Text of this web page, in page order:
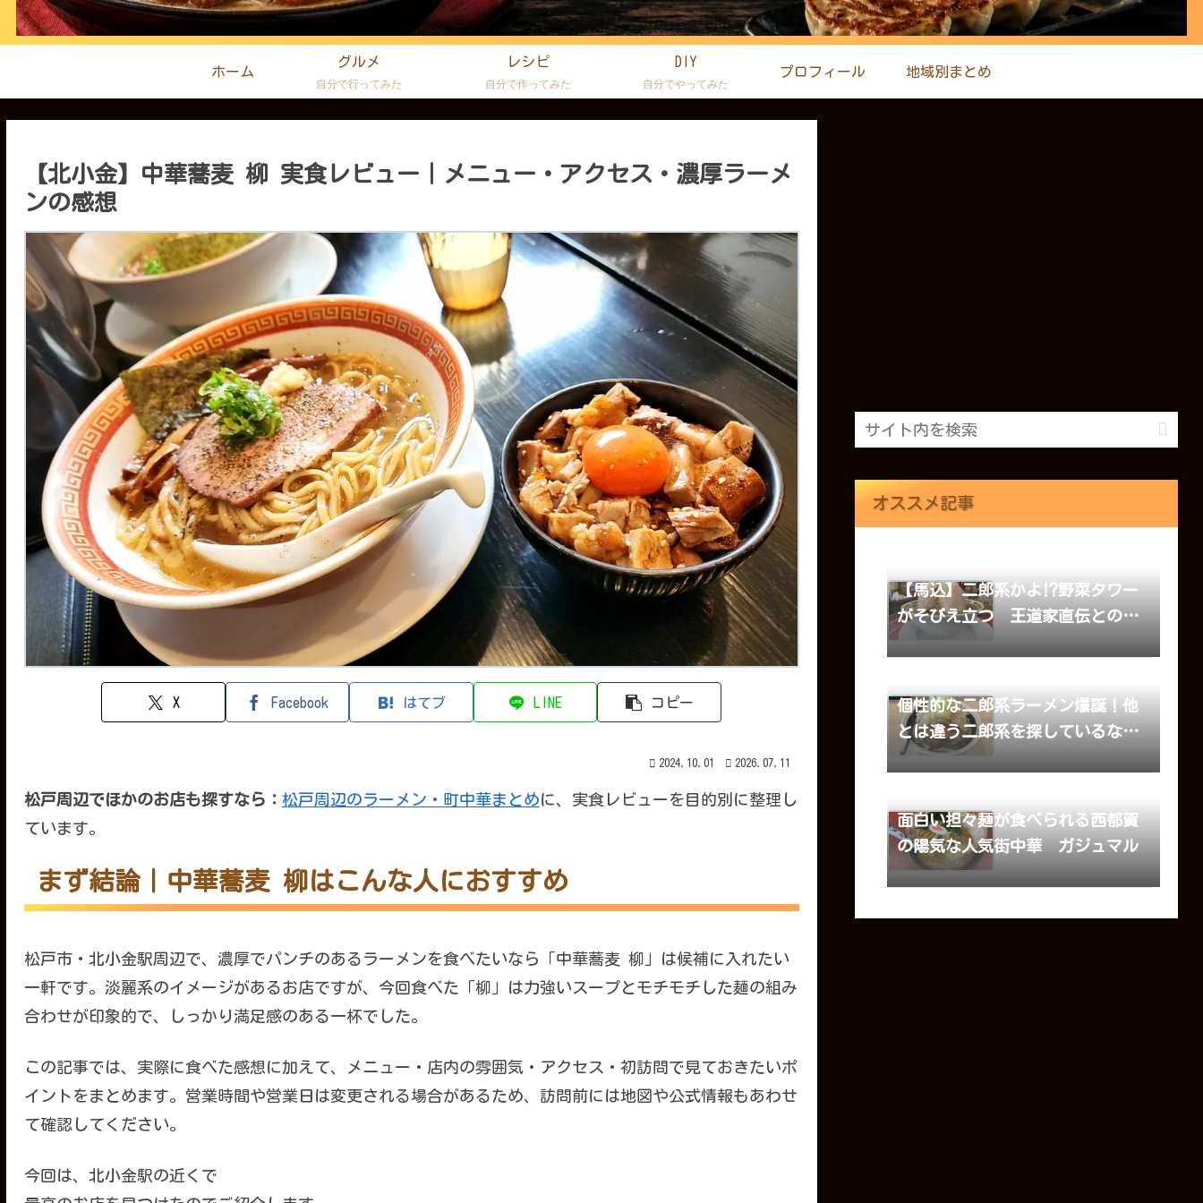
ホーム
グルメ
自分で行ってみた
レシピ
自分で作ってみた
DIY
自分でやってみた
プロフィール 地域別まとめ
【北小金】中華蕎麦 柳 実食レビュー｜メニュー・アクセス・濃厚ラーメ
ンの感想
X Facebook はてブ LINE コピー
2024.10.01 2026.07.11
松戸周辺でほかのお店も探すなら： 松戸周辺のラーメン・町中華まとめに、実食レビューを目的別に整理し
ています。
まず結論｜中華蕎麦 柳はこんな人におすすめ
松戸市・北小金駅周辺で、濃厚でパンチのあるラーメンを食べたいなら「中華蕎麦 柳」は候補に入れたい
一軒です。淡麗系のイメージがあるお店ですが、今回食べた「柳」は力強いスープとモチモチした麺の組み
合わせが印象的で、しっかり満足感のある一杯でした。
この記事では、実際に食べた感想に加えて、メニュー・店内の雰囲気・アクセス・初訪問で見ておきたいポ
イントをまとめます。営業時間や営業日は変更される場合があるため、訪問前には地図や公式情報もあわせ
て確認してください。
今回は、北小金駅の近くで
オススメ記事
【馬込】二郎系かよ⁉野菜タワー
がそびえ立つ 王道家直伝との丸
家船橋店
個性的な二郎系ラーメン爆誕！他
とは違う二郎系を探しているなら
ここ らー麺だるま
面白い担々麺が食べられる西都賀
の陽気な人気街中華 ガジュマル